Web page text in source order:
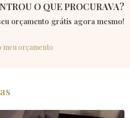
O QUE PROCURAVA?
orçamento grátis agora mesmo!
meu orçamento